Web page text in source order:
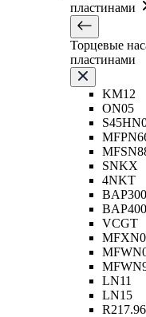
пластинами
Торцевые
пластинами
KM12
ON05
SNKX
4NKT
VCGT
LN11
LN15
R217.96